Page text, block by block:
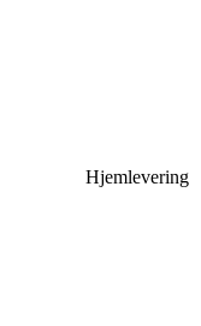
Hjemlevering